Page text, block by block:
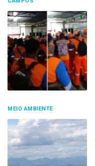
MEIO AMBIENTE